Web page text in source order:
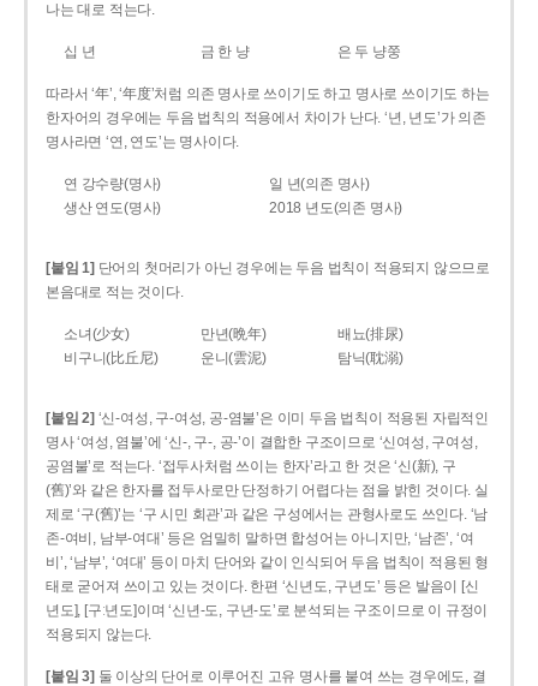
나는 대로 적는다.
십 년 금 한 냥 은 두 냥쭝
따라서 ‘年’, ‘年度’처럼 의존 명사로 쓰이기도 하고 명사로 쓰이기도 하는
한자어의 경우에는 두음 법칙의 적용에서 차이가 난다. ‘년, 년도’가 의존
명사라면 ‘연, 연도’는 명사이다.
연 강수량(명사)
일 년(의존 명사)
생산 연도(명사)
2018 년도(의존 명사)
[붙임 1] 단어의 첫머리가 아닌 경우에는 두음 법칙이 적용되지 않으므로
본음대로 적는 것이다.
소녀(少女) 만년(晩年)
배뇨(排尿)
비구니(比丘尼)
운니(雲泥) 탐닉(耽溺)
[붙임 2] ‘신-여성, 구-여성, 공-염불’은 이미 두음 법칙이 적용된 자립적인
명사 ‘여성, 염불’에 ‘신-, 구-, 공-’이 결합한 구조이므로 ‘신여성, 구여성,
공염불’로 적는다. ‘접두사처럼 쓰이는 한자’라고 한 것은 ‘신(新), 구
(舊)’와 같은 한자를 접두사로만 단정하기 어렵다는 점을 밝힌 것이다. 실
제로 ‘구(舊)’는 ‘구 시민 회관’과 같은 구성에서는 관형사로도 쓰인다. ‘남
존­-여비, 남부-­여대’ 등은 엄밀히 말하면 합성어는 아니지만, ‘남존’, ‘여
비’, ‘남부’, ‘여대’ 등이 마치 단어와 같이 인식되어 두음 법칙이 적용된 형
태로 굳어져 쓰이고 있는 것이다. 한편 ‘신년도, 구년도’ 등은 발음이 [신
년도], [구ː년도]이며 ‘신년­-도, 구년-­도’로 분석되는 구조이므로 이 규정이
적용되지 않는다.
[붙임 3] 둘 이상의 단어로 이루어진 고유 명사를 붙여 쓰는 경우에도, 결